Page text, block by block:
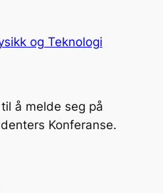
og Teknologi
å melde seg på
Konferanse.